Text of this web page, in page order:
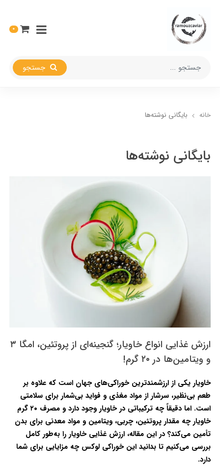
0
خانه بایگانی نوشته‌ها
بایگانی نوشته‌ها
ارزش غذایی انواع خاویار؛ گنجینه‌ای از پروتئین، امگا ۳
و ویتامین‌ها در ۲۰ گرم!
خاویار یکی از ارزشمندترین خوراکی‌های جهان است که علاوه بر
طعم بی‌نظیر، سرشار از مواد مغذی و فواید بی‌شمار برای سلامتی
است. اما دقیقاً چه ترکیباتی در خاویار وجود دارد و مصرف ۲۰ گرم
خاویار چه مقدار پروتئین، چربی، ویتامین و مواد معدنی برای بدن
تأمین می‌کند؟ در این مقاله، ارزش غذایی خاویار را به‌طور کامل
بررسی می‌کنیم تا بدانید این خوراکی لوکس چه مزایایی برای شما
دارد.